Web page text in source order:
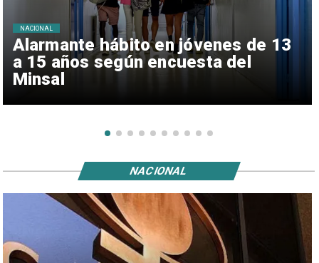
Alarmante hábito en jóvenes de 13
a 15 años según encuesta del
Minsal
NACIONAL
NACIONAL